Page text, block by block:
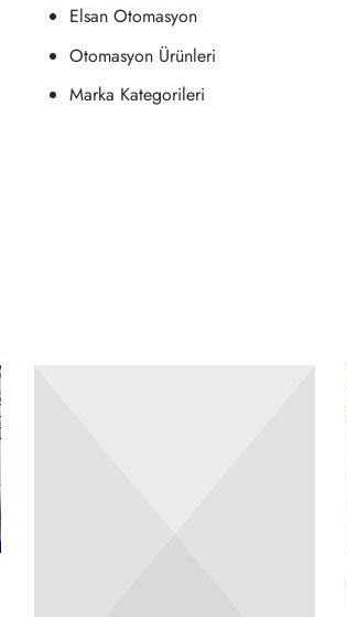
Elsan Otomasyon
Otomasyon Ürünleri
Marka Kategorileri